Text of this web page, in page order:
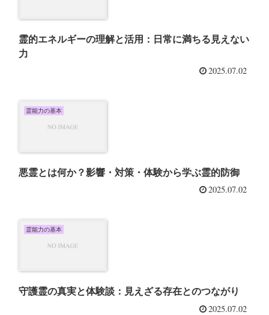
霊的エネルギーの理解と活用：日常に満ちる見えない
力
2025.07.02
霊能力の基本
悪霊とは何か？影響・対策・体験から学ぶ霊的防御
2025.07.02
霊能力の基本
守護霊の真実と体験談：見えざる存在とのつながり
2025.07.02